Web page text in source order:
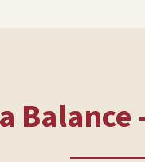
Balance